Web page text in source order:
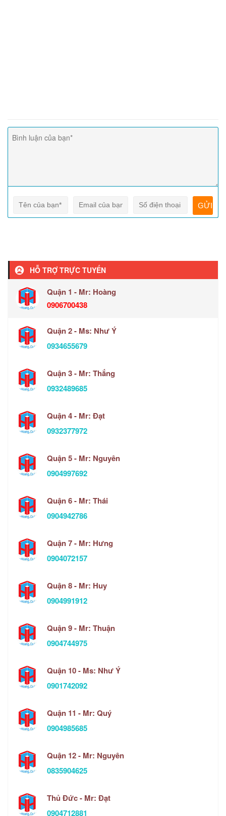
HỖ TRỢ TRỰC TUYẾN
Quận 1 - Mr: Hoàng
0906700438
Quận 2 - Ms: Như Ý
0934655679
Quận 3 - Mr: Thắng
0932489685
Quận 4 - Mr: Đạt
0932377972
Quận 5 - Mr: Nguyên
0904997692
Quận 6 - Mr: Thái
0904942786
Quận 7 - Mr: Hưng
0904072157
Quận 8 - Mr: Huy
0904991912
Quận 9 - Mr: Thuận
0904744975
Quận 10 - Ms: Như Ý
0901742092
Quận 11 - Mr: Quý
0904985685
Quận 12 - Mr: Nguyên
0835904625
Thủ Đức - Mr: Đạt
0904712881